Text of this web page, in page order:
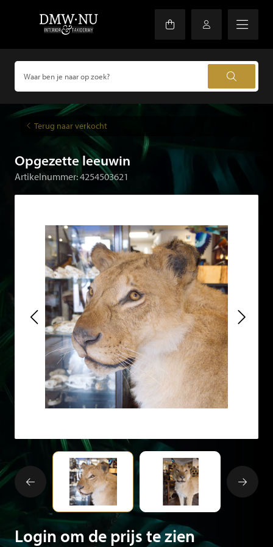
Terug naar verkocht
Opgezette leeuwin
Artikelnummer: 4254503621
Login om de prijs te zien